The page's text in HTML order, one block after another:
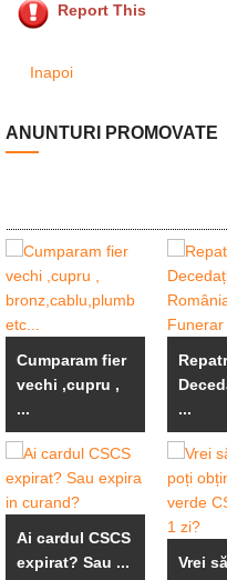
Report This
Inapoi
ANUNTURI PROMOVATE
Cumparam fier
vechi ,cupru ,
...
Ai cardul CSCS
expirat? Sau ...
...
Vrei